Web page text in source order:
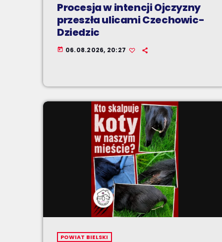
Procesja w intencji Ojczyzny
przeszła ulicami Czechowic-
Dziedzic
today 06.08.2026, 20:27
POWIAT BIELSKI